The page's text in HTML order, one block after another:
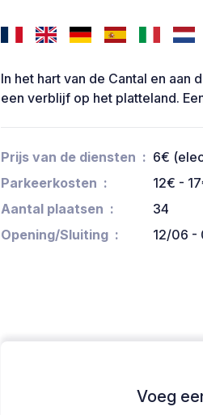
In het hart van de Cantal en aan
een verblijf op het platteland.
Prijs van de diensten
6€
Parkeerkosten
12€ -
Aantal plaatsen
34
Opening/Sluiting
12/06 -
Voeg